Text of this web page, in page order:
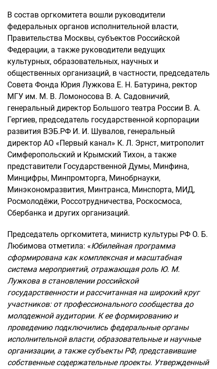
В состав оргкомитета вошли руководители
федеральных органов исполнительной власти,
Правительства Москвы, субъектов Российской
Федерации, а также руководители ведущих
культурных, образовательных, научных и
общественных организаций, в частности, председатель
Совета Фонда Юрия Лужкова Е. Н. Батурина, ректор
МГУ им. М. В. Ломоносова В. А. Садовничий,
генеральный директор Большого театра России В. А.
Гергиев, председатель государственной корпорации
развития ВЭБ.РФ И. И. Шувалов, генеральный
директор АО «Первый канал» К. Л. Эрнст, митрополит
Симферопольский и Крымский Тихон, а также
представители Государственной Думы, Минфина,
Минцифры, Минпромторга, Минобрнауки,
Минэкономразвития, Минтранса, Минспорта, МИД,
Росмолодёжи, Россотрудничества, Роскосмоса,
Сбербанка и других организаций.
Председатель оргкомитета, министр культуры РФ О. Б.
Любимова отметила: «Юбилейная программа
сформирована как комплексная и масштабная
система мероприятий, отражающая роль Ю. М.
Лужкова в становлении российской
государственности и рассчитанная на широкий круг
участников: от профессионального сообщества до
молодежной аудитории. К ее формированию и
проведению подключились федеральные органы
исполнительной власти, образовательные и научные
организации, а также субъекты РФ, представившие
собственные содержательные проекты. Утвержденный